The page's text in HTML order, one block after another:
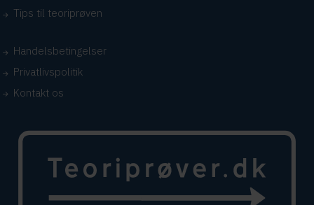
Tips til teoriprøven
Handelsbetingelser
Privatlivspolitik
Kontakt os